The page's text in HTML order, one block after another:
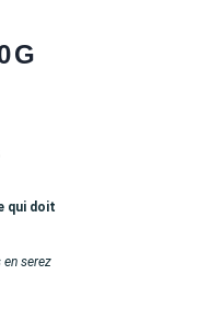
qui doit
serez